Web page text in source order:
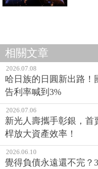
相關文章
2026.07.08
哈日族的日圓新出路！
告利率喊到3%
2026.07.06
新光人壽攜手彰銀，
桿放大資產效率！
2026.06.10
覺得負債永遠還不完？